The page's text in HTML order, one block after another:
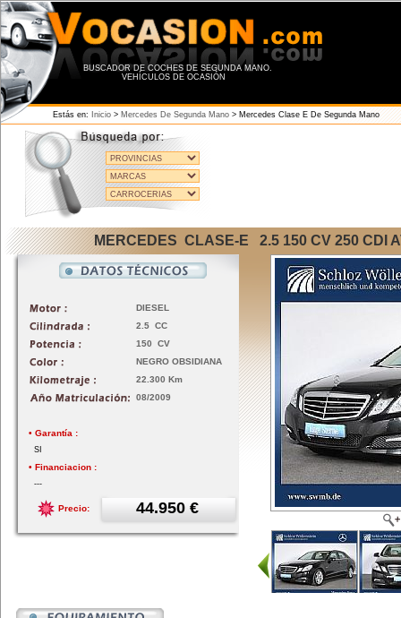
BUSCADOR DE COCHES DE SEGUNDA MANO.
VEHÍCULOS DE OCASIÓN
Estás en: Inicio > Mercedes De Segunda Mano > Mercedes Clase E De Segunda Mano
MERCEDES CLASE-E 2.5 150 CV 250 CDI
DIESEL
2.5 CC
150 CV
NEGRO OBSIDIANA
22.300 Km
08/2009
• Garantía :
SI
• Financiacion :
---
Precio: 44.950 €